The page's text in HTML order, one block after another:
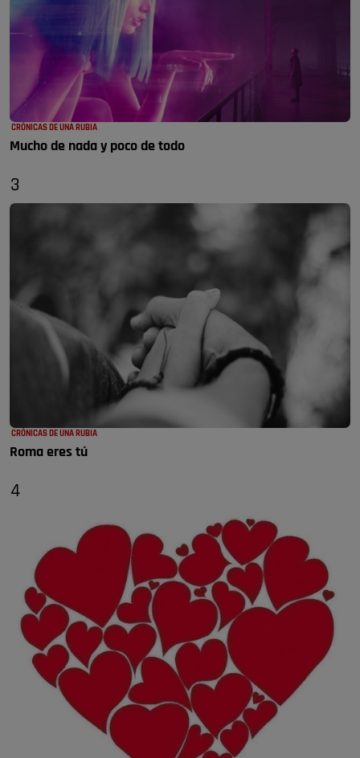
CRÓNICAS DE UNA RUBIA
Mucho de nada y poco de todo
3
CRÓNICAS DE UNA RUBIA
Roma eres tú
4